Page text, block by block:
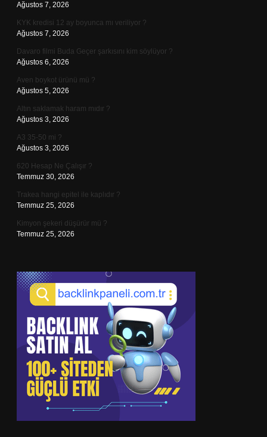
Ağustos 7, 2026
KYK kredisi 12 ay boyunca mı veriliyor ?
Ağustos 7, 2026
Davaro filmi Buda Geçer şarkısını kim söylüyor ?
Ağustos 6, 2026
Aven boykot ürünü mü ?
Ağustos 5, 2026
Altın saklamak haram mıdır ?
Ağustos 3, 2026
A3 35-50 mi ?
Ağustos 3, 2026
620 Hesap Ne Çalışır ?
Temmuz 30, 2026
Trakea hangi epitel ile kaplıdır ?
Temmuz 25, 2026
Kimyon şekeri düşürür mü ?
Temmuz 25, 2026